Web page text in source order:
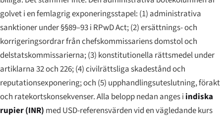
golvet i en femlagrig exponeringsstapel: (1) administrativa
sanktioner under §§89–93 i RPwD Act; (2) ersättnings- och
korrigeringsordrar från chefskommissariens domstol och
delstatskommissarierna; (3) konstitutionella rättsmedel under
artiklarna 32 och 226; (4) civilrättsliga skadestånd och
reputationsexponering; och (5) upphandlingsuteslutning, förakt
och ratekortskonsekvenser. Alla belopp nedan anges i indiska
rupier (INR) med USD-referensvärden vid en vägledande kurs